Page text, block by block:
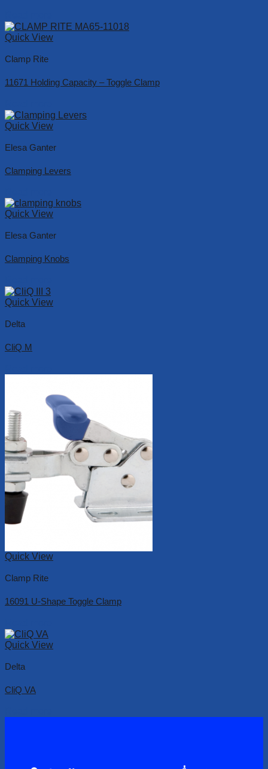
Quick View
Clamp Rite
11671 Holding Capacity – Toggle Clamp
Quick View
Elesa Ganter
Clamping Levers
Quick View
Elesa Ganter
Clamping Knobs
Quick View
Delta
CliQ M
Quick View
Clamp Rite
16091 U-Shape Toggle Clamp
Quick View
Delta
CliQ VA